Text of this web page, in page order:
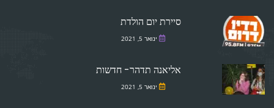
סיירת יום הולדת
ינואר 5, 2021
אליאנה תדהר- חדשות
ינואר 5, 2021